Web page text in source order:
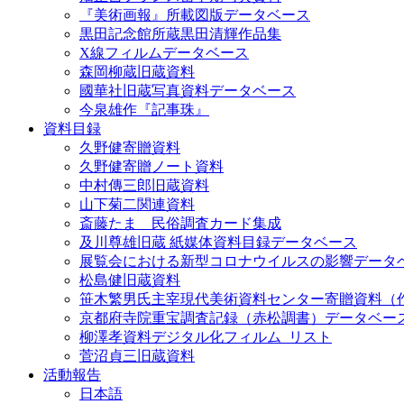
『美術画報』所載図版データベース
黒田記念館所蔵黒田清輝作品集
X線フィルムデータベース
森岡柳蔵旧蔵資料
國華社旧蔵写真資料データベース
今泉雄作『記事珠』
資料目録
久野健寄贈資料
久野健寄贈ノート資料
中村傳三郎旧蔵資料
山下菊二関連資料
斎藤たま 民俗調査カード集成
及川尊雄旧蔵 紙媒体資料目録データベース
展覧会における新型コロナウイルスの影響データ
松島健旧蔵資料
笹木繁男氏主宰現代美術資料センター寄贈資料（
京都府寺院重宝調査記録（赤松調書）データベー
柳澤孝資料デジタル化フィルム_リスト
菅沼貞三旧蔵資料
活動報告
日本語